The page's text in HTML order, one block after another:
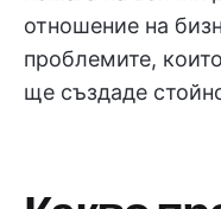
отношение на
проблемите,
ще създаде